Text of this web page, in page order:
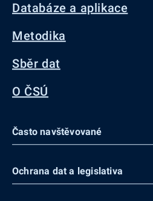
Databáze a aplikace
Metodika
Sběr dat
O ČSÚ
Často navštěvované
Ochrana dat a legislativa